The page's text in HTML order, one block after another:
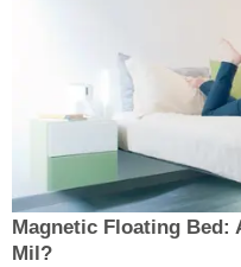
Magnetic Floating Bed:
Mil?